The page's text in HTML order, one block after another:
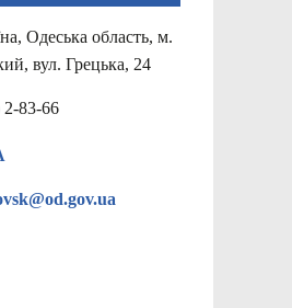
Одеська область, м.
вул. Грецька, 24
2-83-66